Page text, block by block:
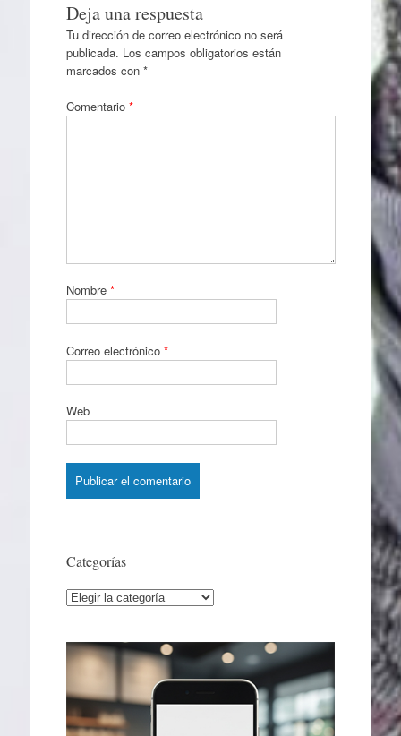
Deja una respuesta
Tu dirección de correo electrónico no será
publicada. Los campos obligatorios están
marcados con *
Comentario *
Nombre *
Correo electrónico *
Web
Categorías
Categorías